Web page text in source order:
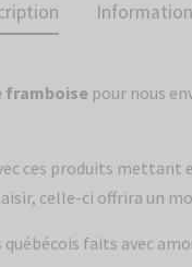
framboise pour nous
ces produits mettant
celle-ci offrira un
faits avec